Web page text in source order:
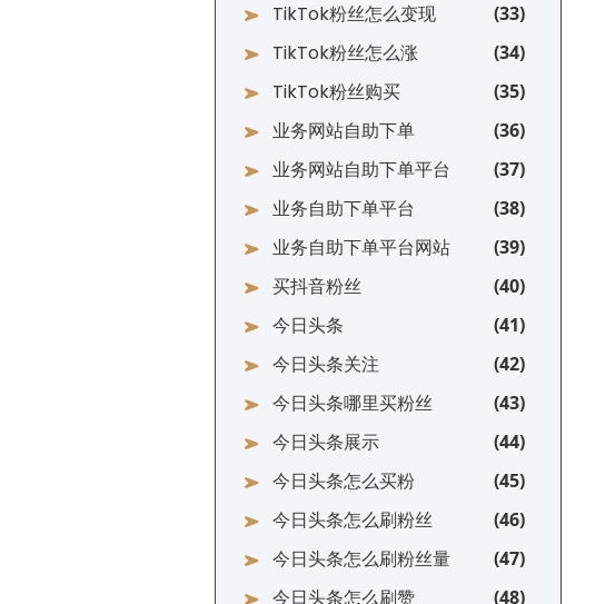
TikTok粉丝怎么变现
TikTok粉丝怎么涨
TikTok粉丝购买
业务网站自助下单
业务网站自助下单平台
业务自助下单平台
业务自助下单平台网站
买抖音粉丝
今日头条
今日头条关注
今日头条哪里买粉丝
今日头条展示
今日头条怎么买粉
今日头条怎么刷粉丝
今日头条怎么刷粉丝量
今日头条怎么刷赞